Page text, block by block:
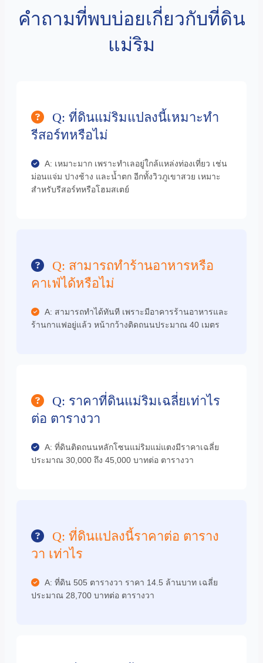
คำถามที่พบบ่อยเกี่ยวกับที่ดิน
แม่ริม
Q: ที่ดินแม่ริมแปลงนี้เหมาะทำ
รีสอร์ทหรือไม่
A: เหมาะมาก เพราะทำเลอยู่ใกล้แหล่งท่องเที่ยว เช่น
ม่อนแจ่ม ปางช้าง และน้ำตก อีกทั้งวิวภูเขาสวย เหมาะ
สำหรับรีสอร์ทหรือโฮมสเตย์
Q: สามารถทำร้านอาหารหรือ
คาเฟ่ได้หรือไม่
A: สามารถทำได้ทันที เพราะมีอาคารร้านอาหารและ
ร้านกาแฟอยู่แล้ว หน้ากว้างติดถนนประมาณ 40 เมตร
Q: ราคาที่ดินแม่ริมเฉลี่ยเท่าไร
ต่อ ตารางวา
A: ที่ดินติดถนนหลักโซนแม่ริมแม่แตงมีราคาเฉลี่ย
ประมาณ 30,000 ถึง 45,000 บาทต่อ ตารางวา
Q: ที่ดินแปลงนี้ราคาต่อ ตาราง
วา เท่าไร
A: ที่ดิน 505 ตารางวา ราคา 14.5 ล้านบาท เฉลี่ย
ประมาณ 28,700 บาทต่อ ตารางวา